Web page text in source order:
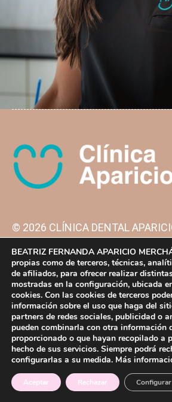
© 2026 CLÍNICA DENTAL
Calle S. Vicente Ferrer, 90,
Tenerife
922 24 62 62
BEATRIZ FERNANDA APARICIO
propias como de terceros, técnicas,
de afiliados, para ofrecer realizar
mostradas en la configuración, ubicada
cookies. Con las cookies de terceros
información sobre el uso que haga del
partners de redes sociales, publicidad o
pueden combinarla con otra información
proporcionado o que hayan recopilado a
hecho de sus servicios. Siempre podrá
configurarlas a su medida. Más
Aceptar Rechazar Configurar